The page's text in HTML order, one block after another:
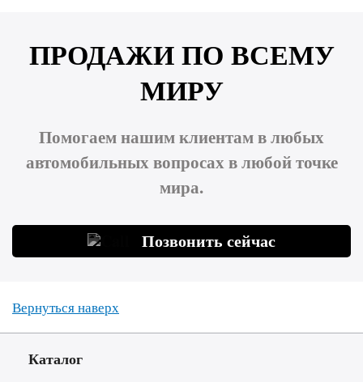
ПРОДАЖИ ПО ВСЕМУ
МИРУ
Помогаем нашим клиентам в любых
автомобильных вопросах в любой точке
мира.
Позвонить сейчас
Вернуться наверх
Каталог